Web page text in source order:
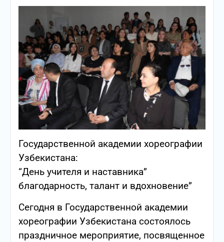
Государственной академии хореографии
Узбекистана:
“День учителя и наставника”
благодарность, талант и вдохновение”
Сегодня в Государственной академии
хореографии Узбекистана состоялось
праздничное мероприятие, посвященное